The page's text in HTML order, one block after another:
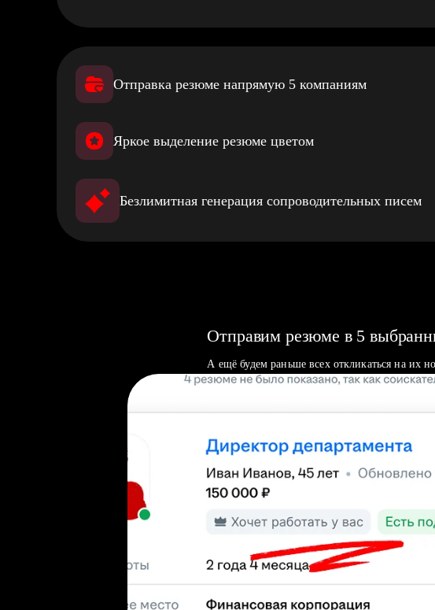
Отправка резюме напрямую 5 компаниям
Яркое выделение резюме цветом
Безлимитная генерация сопроводительных писем
Отправим резюме в 5
А ещё будем раньше всех откликаться на их